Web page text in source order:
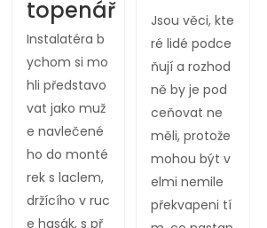
topenář
Instalatéra b
ychom si mo
hli představo
vat jako muž
e navlečené
ho do monté
rek s laclem,
držícího v ruc
e hasák, s př
Jsou věci, kte
ré lidé podce
ňují a rozhod
ně by je pod
ceňovat ne
měli, protože
mohou být v
elmi nemile
překvapeni tí